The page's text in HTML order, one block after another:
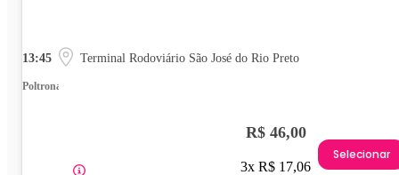
13:45 Terminal Rodoviário São José do Rio Preto
Poltrona
R$ 46,00
3x R$ 17,06
Selecionar